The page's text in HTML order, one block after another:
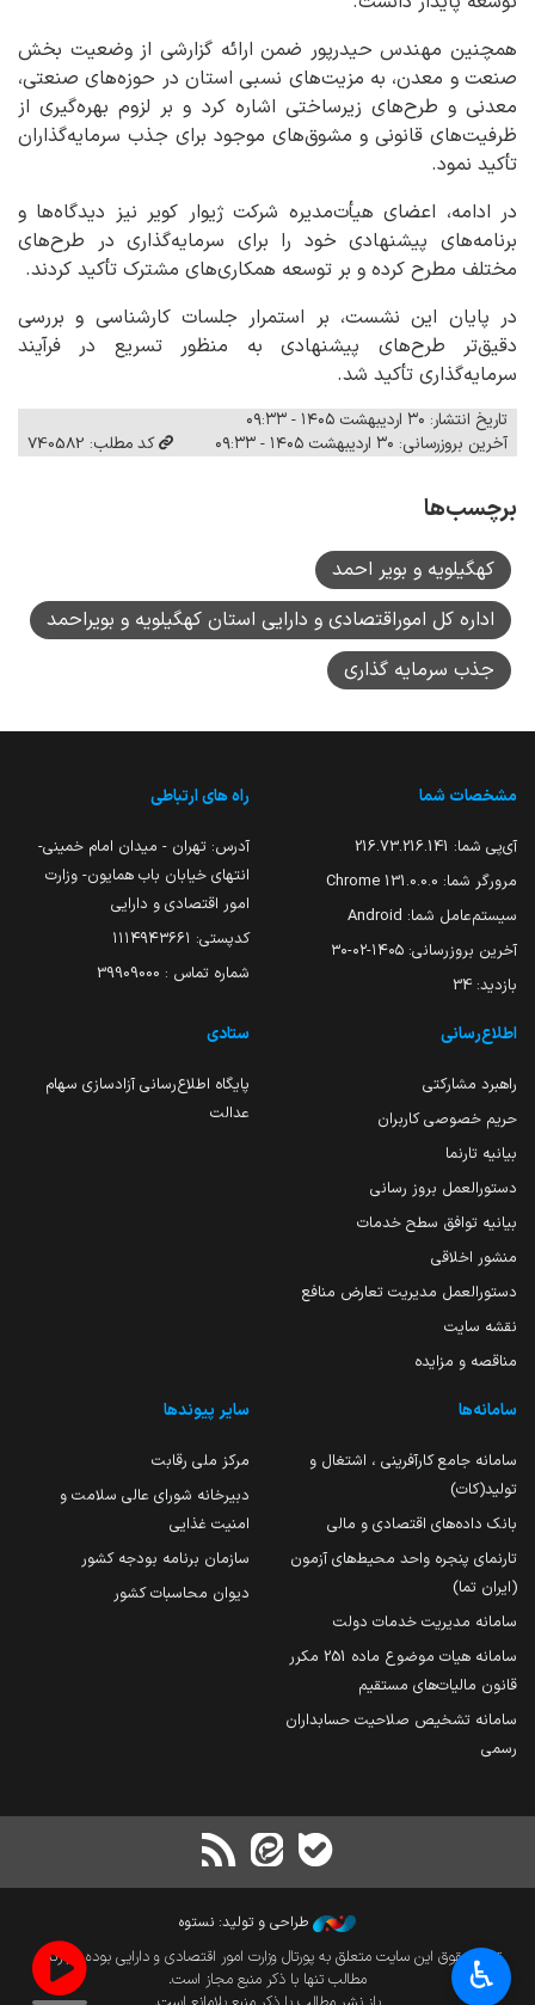
همچنین مهندس حیدرپور ضمن ارائه گزارشی از وضعیت بخش
صنعت و معدن، به مزیت‌های نسبی استان در حوزه‌های صنعتی،
معدنی و طرح‌های زیرساختی اشاره کرد و بر لزوم بهره‌گیری از
ظرفیت‌های قانونی و مشوق‌های موجود برای جذب سرمایه‌گذاران
تأکید نمود.
در ادامه، اعضای هیأت‌مدیره شرکت ژیوار کویر نیز دیدگاه‌ها و
برنامه‌های پیشنهادی خود را برای سرمایه‌گذاری در طرح‌های
مختلف مطرح کرده و بر توسعه همکاری‌های مشترک تأکید کردند.
در پایان این نشست، بر استمرار جلسات کارشناسی و بررسی
دقیق‌تر طرح‌های پیشنهادی به منظور تسریع در فرآیند
سرمایه‌گذاری تأکید شد.
تاریخ انتشار: ۳۰ اردیبهشت ۱۴۰۵ - ۰۹:۳۳
آخرین بروزرسانی: ۳۰ اردیبهشت ۱۴۰۵ - ۰۹:۳۳
کد مطلب: 740582
برچسب‌ها
کهگیلویه و بویر احمد
اداره کل اموراقتصادی و دارایی استان کهگیلویه و بویراحمد
جذب سرمایه گذاری
مشخصات شما
آی‌پی شما: 216.73.216.141
مرورگر شما: 131.0.0.0 Chrome
سیستم‌عامل شما: Android
آخرین بروزرسانی: ۱۴۰۵-۰۲-۳۰
بازدید: 34
راه های ارتباطی
آدرس: تهران - میدان امام خمینی-
انتهای خیابان باب همایون- وزارت
امور اقتصادی و دارایی
کدپستی: ۱۱۱۴۹۴۳۶۶۱
شماره تماس : 39909000
اطلاع‌رسانی
راهبرد مشارکتی
حریم خصوصی کاربران
بیانیه تارنما
دستورالعمل بروز رسانی
بیانیه توافق سطح خدمات
منشور اخلاقی
دستورالعمل مدیریت تعارض منافع
نقشه سایت
مناقصه و مزایده
ستادی
پایگاه اطلاع‌رسانی آزادسازی سهام
عدالت
سامانه‌ها
سامانه جامع کارآفرینی ، اشتغال و
تولید(کات)
بانک داده‌های اقتصادی و مالی
تارنمای پنجره واحد محیط‌های آزمون
(ایران تما)
سامانه مدیریت خدمات دولت
سامانه هیات موضوع ماده 251 مکرر
قانون مالیات‌های مستقیم
سامانه تشخیص صلاحیت حسابداران
رسمی
سایر پیوندها
مرکز ملی رقابت
دبیرخانه شورای عالی سلامت و
امنیت غذایی
سازمان برنامه بودجه کشور
دیوان محاسبات کشور
طراحی و تولید: نستوه
تمام حقوق این سایت متعلق به پورتال وزارت امور اقتصادی و دارایی بوده و بازنشر
مطالب تنها با ذکر منبع مجاز است.
♿︎